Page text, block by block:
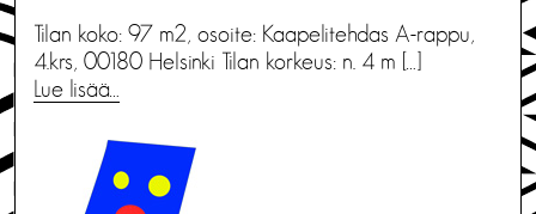
Tilan koko: 97 m2, osoite: Kaapelitehdas A-rappu,
4.krs, 00180 Helsinki Tilan korkeus: n. 4 m […]
Lue lisää…